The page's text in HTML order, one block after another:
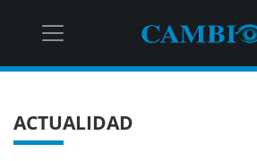
ACTUALIDAD